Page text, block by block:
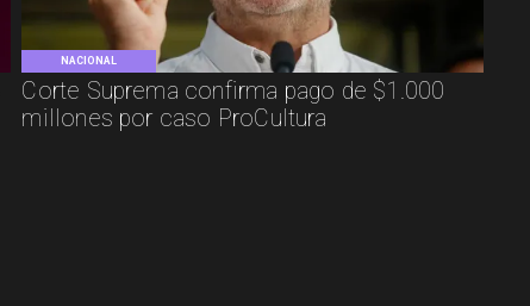
NACIONAL
Corte Suprema confirma pago de $1.000
millones por caso ProCultura